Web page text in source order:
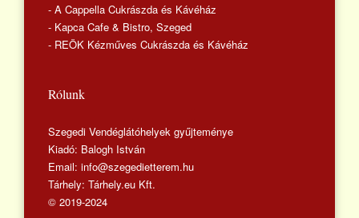
- A Cappella Cukrászda és Kávéház
- Kapca Cafe & Bistro, Szeged
- REÖK Kézműves Cukrászda és Kávéház
Rólunk
Szegedi Vendéglátóhelyek gyűjteménye
Kiadó: Balogh István
Email: info@szegedietterem.hu
Tárhely: Tárhely.eu Kft.
© 2019-2024